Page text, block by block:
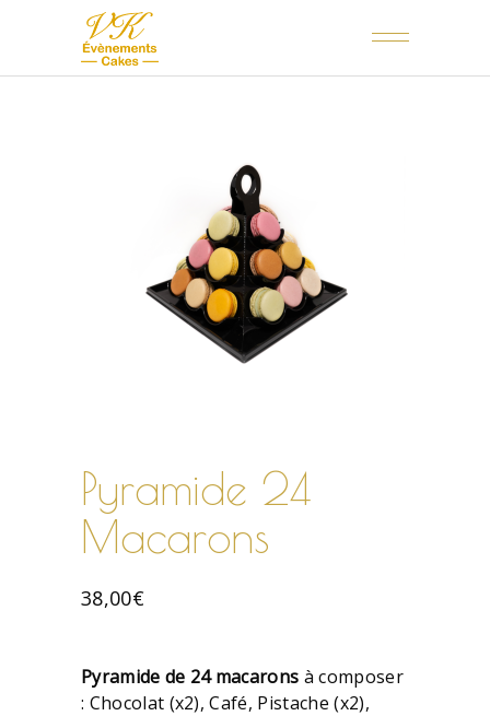
Pyramide 24
Macarons
38,00€
Pyramide de 24 macarons à composer
: Chocolat (x2), Café, Pistache (x2),